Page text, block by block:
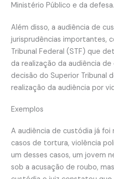
Ministério Público e da defesa.
Além disso, a audiência de
jurisprudências importantes,
Tribunal Federal (STF) que
da realização da audiência
decisão do Superior Tribunal
realização da audiência por
Exemplos
A audiência de custódia já
casos de tortura, violência
um desses casos, um jovem
sob a acusação de roubo,